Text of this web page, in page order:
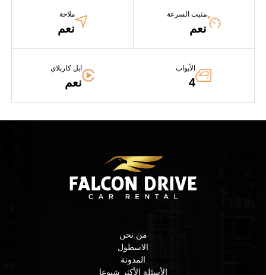
مثبت السرعة
نعم
ملاحة
نعم
الأبواب
4
ابل كاربلاي
نعم
من نحن
الاسطول
المدونة
الأسئلة الأكثر شيوعا